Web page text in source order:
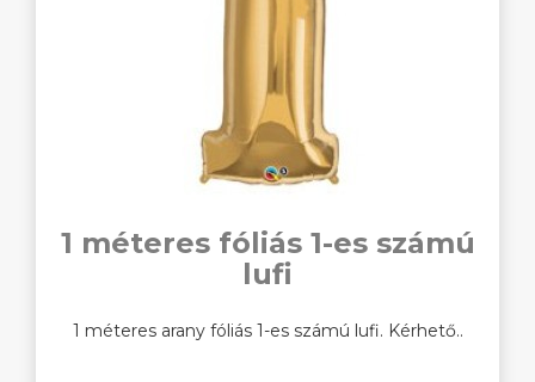
1 méteres fóliás 1-es számú
lufi
1 méteres arany fóliás 1-es számú lufi. Kérhető..